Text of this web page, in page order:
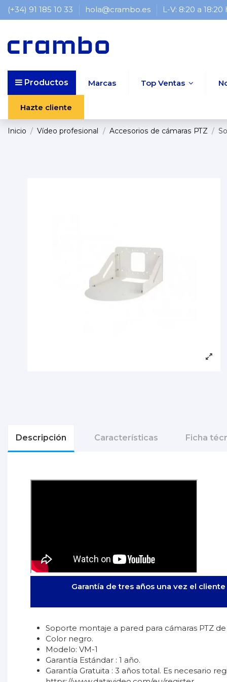
(+34) 91 185 10 33 hola@crambo.es L-V: 8:20 a 18:20
Productos Marcas Top Ventas
Hazte cliente
Inicio Vídeo profesional Accesorios de cámaras PTZ
Descripción Características Ficha
Garantía de tres años una vez el
Soporte montaje a pared para cámaras PTZ
Color negro.
Modelo: VM-1
Garantía Estándar : 1 año.
Garantía Gratuita : 3 años total. Es necesario